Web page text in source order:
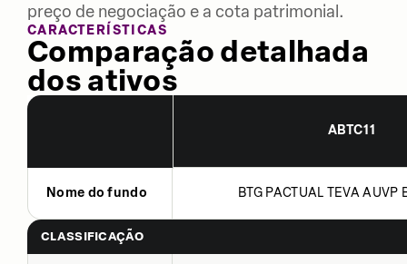
preço de negociação e a cota patrimonial.
CARACTERÍSTICAS
Comparação detalhada
dos ativos
ABTC11
Nome do fundo BTG PACTUAL TEVA AUVP
CLASSIFICAÇÃO